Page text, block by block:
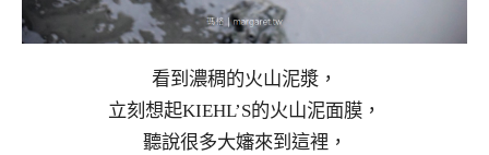
看到濃稠的火山泥漿，
立刻想起KIEHL’S的火山泥面膜，
聽說很多大嬸來到這裡，